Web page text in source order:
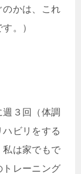
のかは、これ
。）
３回（体調
ビリをする
は家でもで
トレーニング